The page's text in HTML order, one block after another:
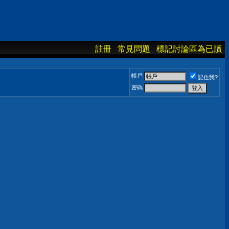
註冊 常見問題 標記討論區為已讀
帳戶
記住我?
密碼